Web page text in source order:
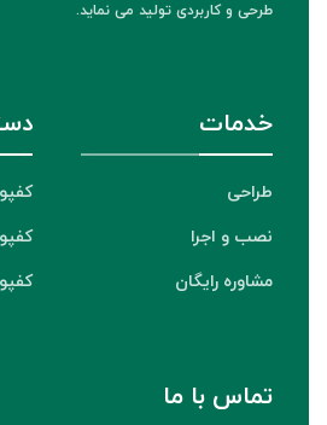
طرحی و کاربردی تولید می نماید.
خدمات
طراحی
نصب و اجرا
مشاوره رایگان
تماس با ما